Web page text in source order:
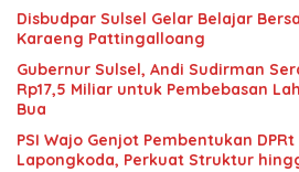
Disbudpar Sulsel Gelar Belajar
Karaeng Pattingalloang
Gubernur Sulsel, Andi Sudirman
Rp17,5 Miliar untuk Pembebasan
Bua
PSI Wajo Genjot Pembentukan
Lapongkoda, Perkuat Struktur